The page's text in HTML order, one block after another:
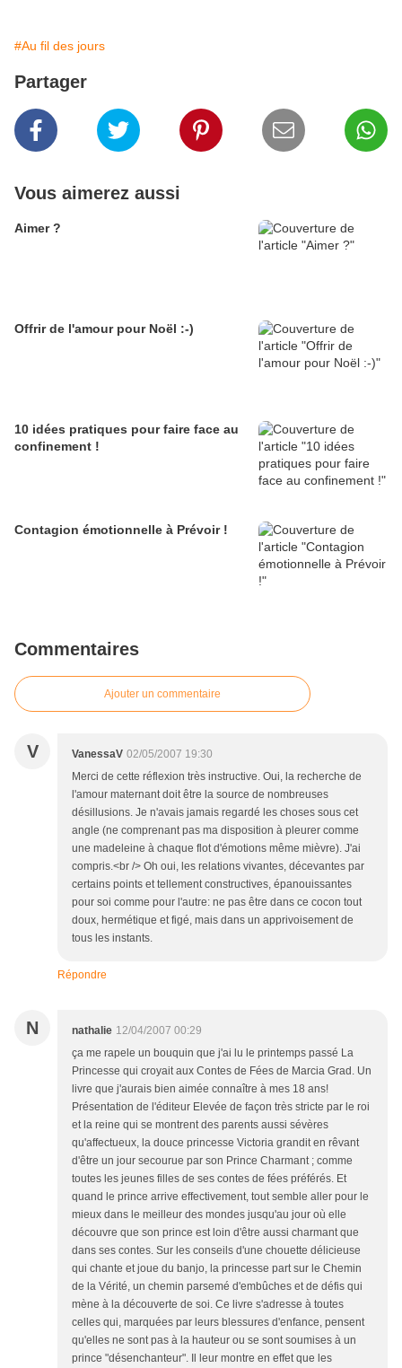
#Au fil des jours
Partager
Vous aimerez aussi
Aimer ?
Offrir de l'amour pour Noël :-)
10 idées pratiques pour faire face au
confinement !
Contagion émotionnelle à Prévoir !
Commentaires
Ajouter un commentaire
V VanessaV 02/05/2007 19:30
Merci de cette réflexion très instructive. Oui, la recherche de
l'amour maternant doit être la source de nombreuses
désillusions. Je n'avais jamais regardé les choses sous cet
angle (ne comprenant pas ma disposition à pleurer comme
une madeleine à chaque flot d'émotions même mièvre). J'ai
compris.<br /> Oh oui, les relations vivantes, décevantes par
certains points et tellement constructives, épanouissantes
pour soi comme pour l'autre: ne pas être dans ce cocon tout
doux, hermétique et figé, mais dans un apprivoisement de
tous les instants.
Répondre
N nathalie 12/04/2007 00:29
ça me rapele un bouquin que j'ai lu le printemps passé La
Princesse qui croyait aux Contes de Fées de Marcia Grad. Un
livre que j'aurais bien aimée connaître à mes 18 ans!
Présentation de l'éditeur Elevée de façon très stricte par le roi
et la reine qui se montrent des parents aussi sévères
qu'affectueux, la douce princesse Victoria grandit en rêvant
d'être un jour secourue par son Prince Charmant ; comme
toutes les jeunes filles de ses contes de fées préférés. Et
quand le prince arrive effectivement, tout semble aller pour le
mieux dans le meilleur des mondes jusqu'au jour où elle
découvre que son prince est loin d'être aussi charmant que
dans ses contes. Sur les conseils d'une chouette délicieuse
qui chante et joue du banjo, la princesse part sur le Chemin
de la Vérité, un chemin parsemé d'embûches et de défis qui
mène à la découverte de soi. Ce livre s'adresse à toutes
celles qui, marquées par leurs blessures d'enfance, pensent
qu'elles ne sont pas à la hauteur ou se sont soumises à un
prince "désenchanteur". Il leur montre en effet que les